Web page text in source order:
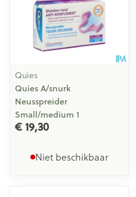
Quies
Quies A/snurk
Neusspreider
Small/medium 1
€ 19,30
Niet beschikbaar